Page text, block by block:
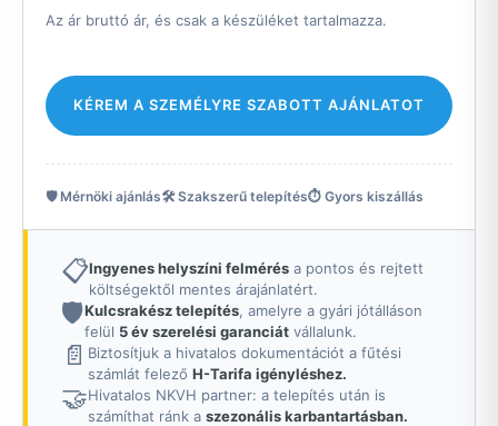
Az ár bruttó ár, és csak a készüléket tartalmazza.
KÉREM A SZEMÉLYRE SZABOTT AJÁNLATOT
🛡️ Mérnöki ajánlás🛠️ Szakszerű telepítés⏱️ Gyors kiszállás
📋Ingyenes helyszíni felmérés a pontos és rejtett
költségektől mentes árajánlatért.
🛡️Kulcsrakész telepítés, amelyre a gyári jótálláson
felül 5 év szerelési garanciát vállalunk.
📄 Biztosítjuk a hivatalos dokumentációt a fűtési
számlát felező H-Tarifa igényléshez.
🤝Hivatalos NKVH partner: a telepítés után is
számíthat ránk a szezonális karbantartásban.